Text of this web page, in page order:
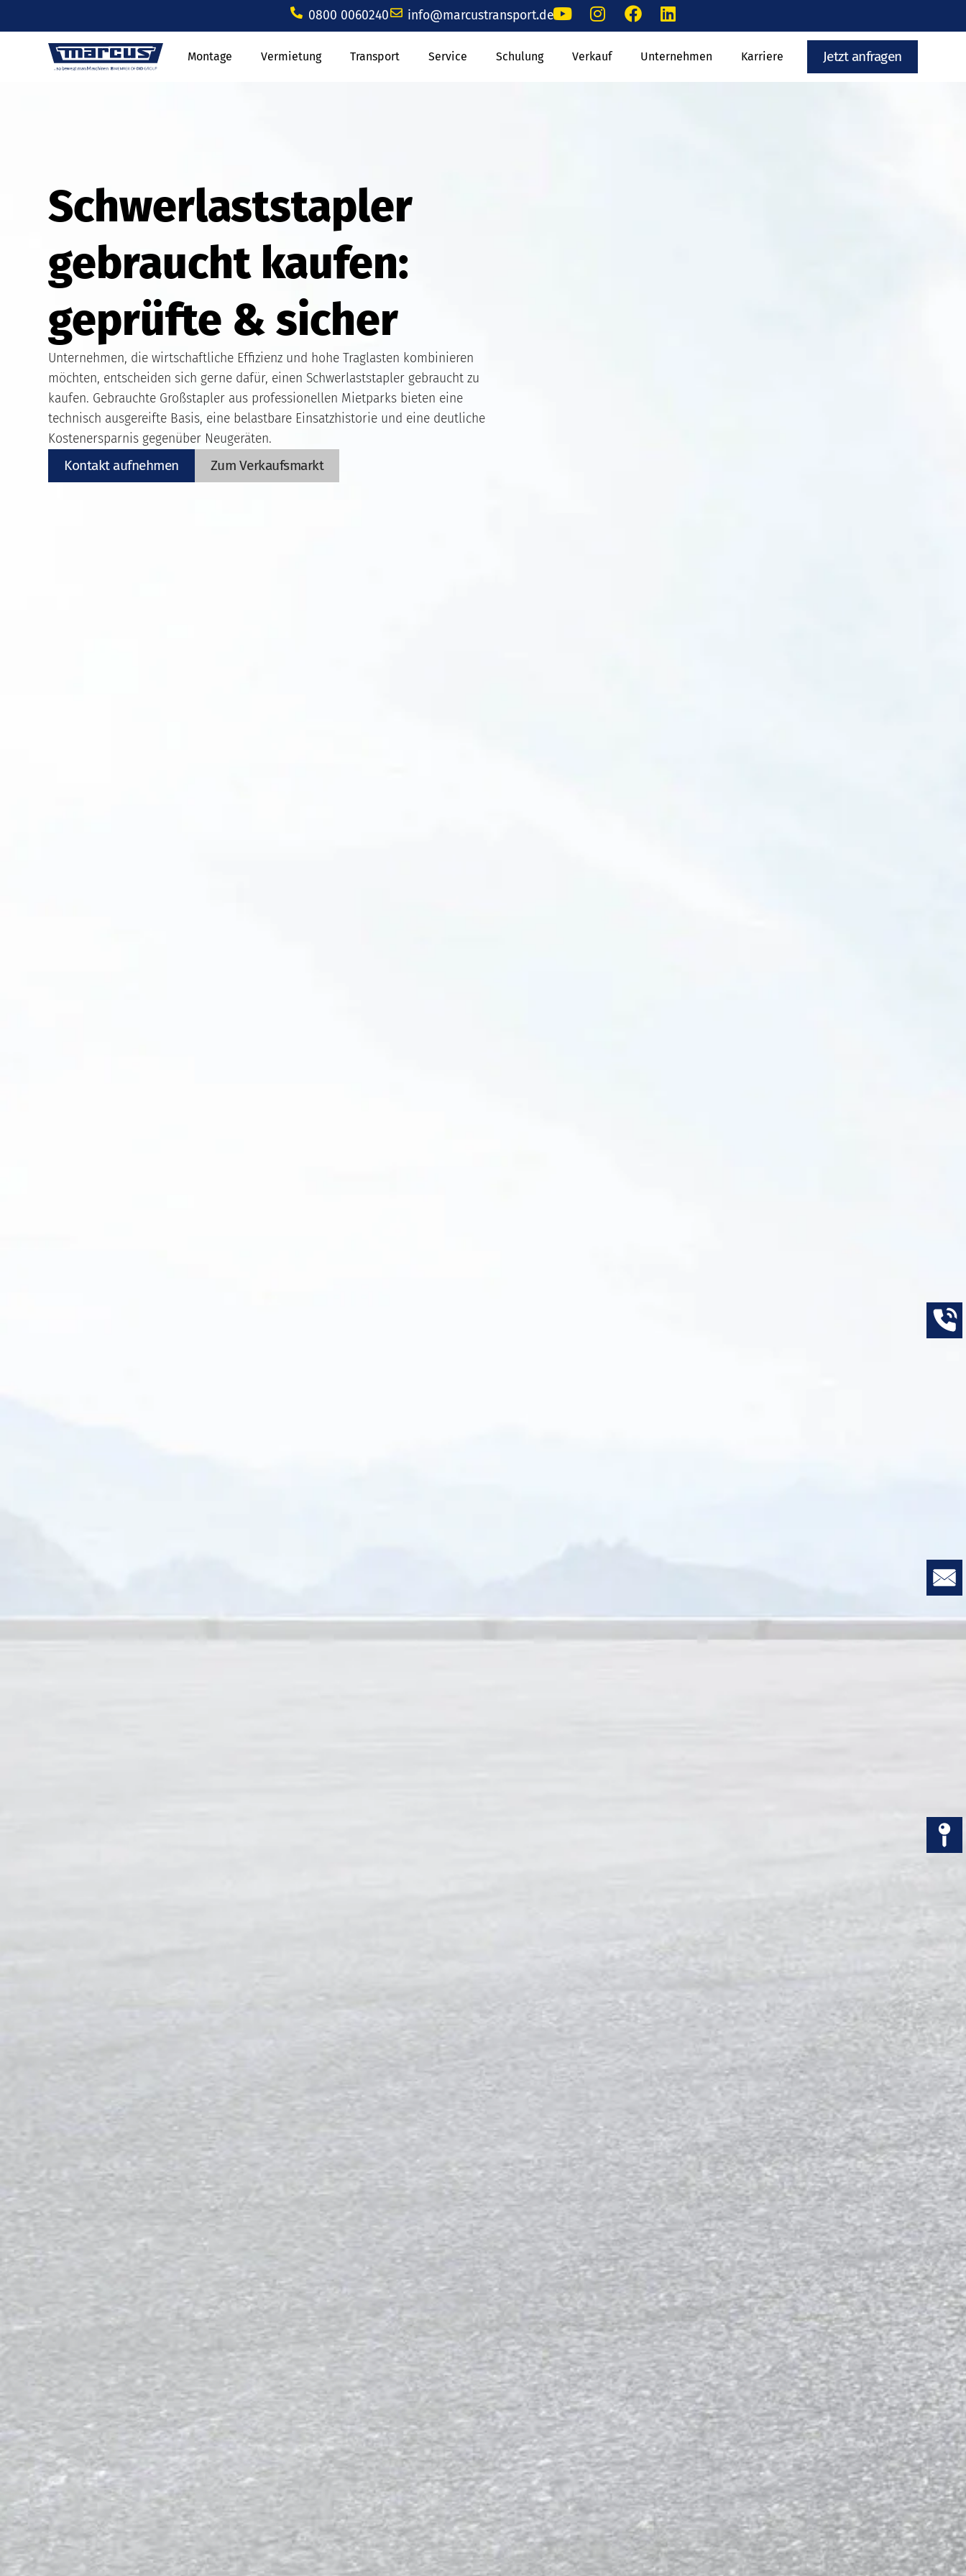
0800 0060240 info@marcustransport.de
Montage Vermietung Transport Service Schulung Verkauf Unternehmen Karriere Jetzt anfragen
Schwerlaststapler
gebraucht kaufen:
geprüfte & sicher
Unternehmen, die wirtschaftliche Effizienz und hohe Traglasten kombinieren
möchten, entscheiden sich gerne dafür, einen Schwerlaststapler gebraucht zu
kaufen. Gebrauchte Großstapler aus professionellen Mietparks bieten eine
technisch ausgereifte Basis, eine belastbare Einsatzhistorie und eine deutliche
Kostenersparnis gegenüber Neugeräten.
Kontakt aufnehmen Zum Verkaufsmarkt